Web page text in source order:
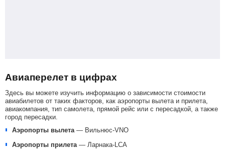
Авиаперелет в цифрах
Здесь вы можете изучить информацию о зависимости стоимости
авиабилетов от таких факторов, как аэропорты вылета и прилета,
авиакомпания, тип самолета, прямой рейс или с пересадкой, а также
город пересадки.
Аэропорты вылета — Вильнюс-VNO
Аэропорты прилета — Ларнака-LCA